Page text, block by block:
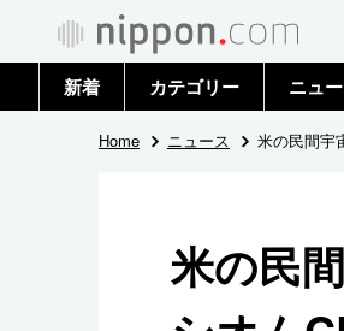
新着 カテゴリー
政治・外交
国際
社会
ニュ
トップ
Home ニュース 米の民間宇
米の民